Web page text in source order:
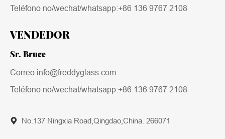
Teléfono no/wechat/whatsapp:+86 136 9767 2108
VENDEDOR
Sr. Bruce
Correo:info@freddyglass.com
Teléfono no/wechat/whatsapp:+86 136 9767 2108
No.137 Ningxia Road,Qingdao,China. 266071